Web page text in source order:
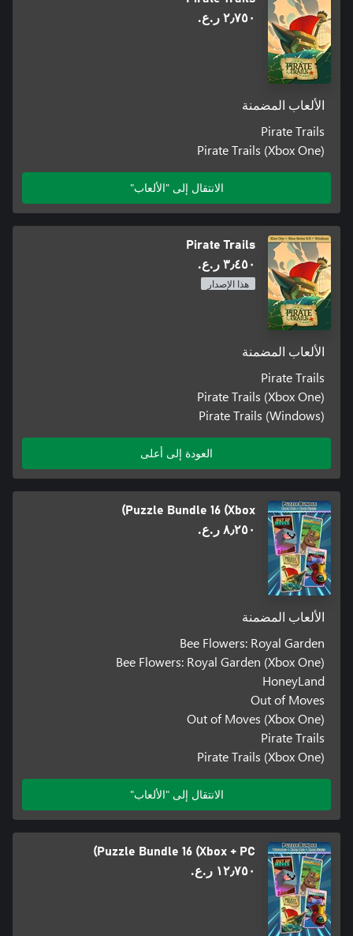
٢٫٧٥٠ ر.ع.‏
الألعاب المضمنة
Pirate Trails
Pirate Trails (Xbox One)
الانتقال إلى "الألعاب"
Pirate Trails
٣٫٤٥٠ ر.ع.‏
هذا الإصدار
الألعاب المضمنة
Pirate Trails
Pirate Trails (Xbox One)
Pirate Trails (Windows)
العودة إلى أعلى
Puzzle Bundle 16 (Xbox)
٨٫٢٥٠ ر.ع.‏
الألعاب المضمنة
Bee Flowers: Royal Garden
Bee Flowers: Royal Garden (Xbox One)
HoneyLand
Out of Moves
Out of Moves (Xbox One)
Pirate Trails
Pirate Trails (Xbox One)
الانتقال إلى "الألعاب"
Puzzle Bundle 16 (Xbox + PC)
١٢٫٧٥٠ ر.ع.‏